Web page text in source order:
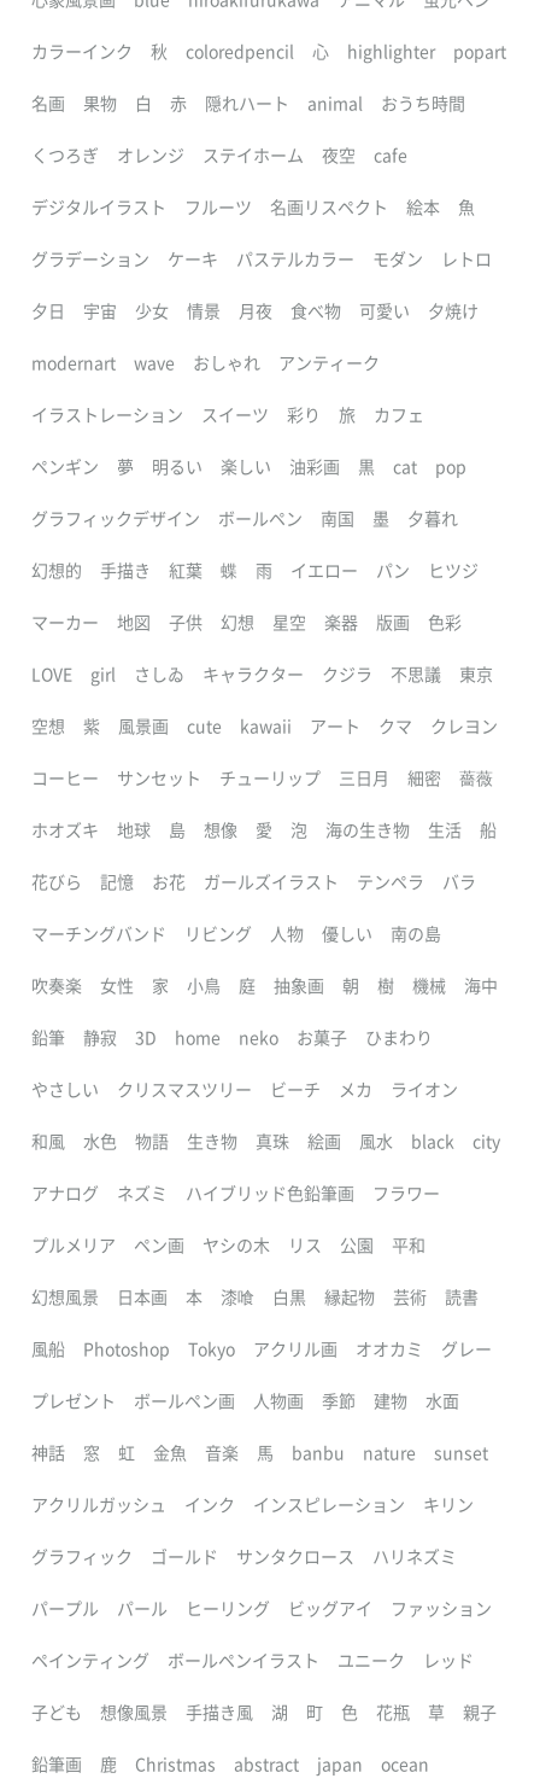
カラーインク 秋 coloredpencil 心 highlighter popart
名画 果物 白 赤 隠れハート animal おうち時間
くつろぎ オレンジ ステイホーム 夜空 cafe
デジタルイラスト フルーツ 名画リスペクト 絵本 魚
グラデーション ケーキ パステルカラー モダン レトロ
夕日 宇宙 少女 情景 月夜 食べ物 可愛い 夕焼け
modernart wave おしゃれ アンティーク
イラストレーション スイーツ 彩り 旅 カフェ
ペンギン 夢 明るい 楽しい 油彩画 黒 cat pop
グラフィックデザイン ボールペン 南国 墨 夕暮れ
幻想的 手描き 紅葉 蝶 雨 イエロー パン ヒツジ
マーカー 地図 子供 幻想 星空 楽器 版画 色彩
LOVE girl さしゐ キャラクター クジラ 不思議 東京
空想 紫 風景画 cute kawaii アート クマ クレヨン
コーヒー サンセット チューリップ 三日月 細密 薔薇
ホオズキ 地球 島 想像 愛 泡 海の生き物 生活 船
花びら 記憶 お花 ガールズイラスト テンペラ バラ
マーチングバンド リビング 人物 優しい 南の島
吹奏楽 女性 家 小鳥 庭 抽象画 朝 樹 機械 海中
鉛筆 静寂 3D home neko お菓子 ひまわり
やさしい クリスマスツリー ビーチ メカ ライオン
和風 水色 物語 生き物 真珠 絵画 風水 black city
アナログ ネズミ ハイブリッド色鉛筆画 フラワー
プルメリア ペン画 ヤシの木 リス 公園 平和
幻想風景 日本画 本 漆喰 白黒 縁起物 芸術 読書
風船 Photoshop Tokyo アクリル画 オオカミ グレー
プレゼント ボールペン画 人物画 季節 建物 水面
神話 窓 虹 金魚 音楽 馬 banbu nature sunset
アクリルガッシュ インク インスピレーション キリン
グラフィック ゴールド サンタクロース ハリネズミ
パープル パール ヒーリング ビッグアイ ファッション
ペインティング ボールペンイラスト ユニーク レッド
子ども 想像風景 手描き風 湖 町 色 花瓶 草 親子
鉛筆画 鹿 Christmas abstract japan ocean